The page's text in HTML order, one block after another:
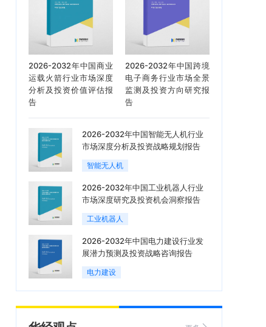
2026-2032年中国商业
运载火箭行业市场深度
分析及投资价值评估报
告
2026-2032年中国跨境
电子商务行业市场全景
监测及投资方向研究报
告
2026-2032年中国智能无人机行业
市场深度分析及投资战略规划报告
智能无人机
2026-2032年中国工业机器人行业
市场深度研究及投资机会洞察报告
工业机器人
2026-2032年中国电力建设行业发
展潜力预测及投资战略咨询报告
电力建设